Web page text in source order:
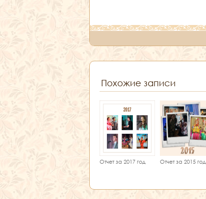
Похожие записи
Отчет за 2017 год Отчет за 2015 год